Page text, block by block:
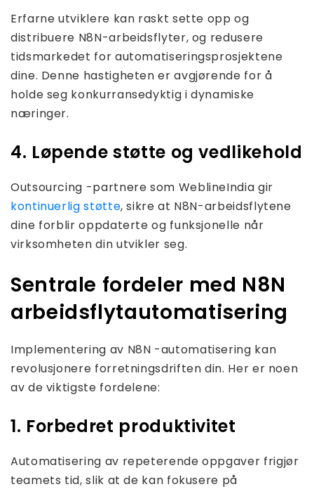
Erfarne utviklere kan raskt sette opp og
distribuere N8N-arbeidsflyter, og redusere
tidsmarkedet for automatiseringsprosjektene
dine. Denne hastigheten er avgjørende for å
holde seg konkurransedyktig i dynamiske
næringer.
4. Løpende støtte og vedlikehold
Outsourcing -partnere som WeblineIndia gir
kontinuerlig støtte, sikre at N8N-arbeidsflytene
dine forblir oppdaterte og funksjonelle når
virksomheten din utvikler seg.
Sentrale fordeler med N8N
arbeidsflytautomatisering
Implementering av N8N -automatisering kan
revolusjonere forretningsdriften din. Her er noen
av de viktigste fordelene:
1. Forbedret produktivitet
Automatisering av repeterende oppgaver frigjør
teamets tid, slik at de kan fokusere på